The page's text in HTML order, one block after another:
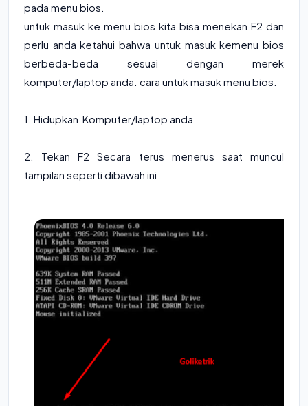
pada menu bios.
untuk masuk ke menu bios kita bisa menekan F2 dan
perlu anda ketahui bahwa untuk masuk kemenu bios
berbeda-beda sesuai dengan merek
komputer/laptop anda. cara untuk masuk menu bios.
1. Hidupkan Komputer/laptop anda
2. Tekan F2 Secara terus menerus saat muncul
tampilan seperti dibawah ini